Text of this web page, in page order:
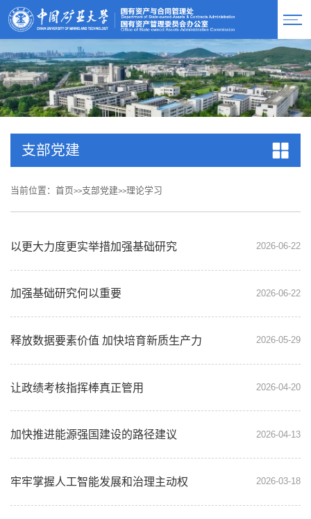
支部党建
当前位置： 首页>>支部党建>>理论学习
以更大力度更实举措加强基础研究 2026-06-22
加强基础研究何以重要 2026-06-22
释放数据要素价值 加快培育新质生产力 2026-05-29
让政绩考核指挥棒真正管用 2026-04-20
加快推进能源强国建设的路径建议 2026-04-13
牢牢掌握人工智能发展和治理主动权 2026-03-18